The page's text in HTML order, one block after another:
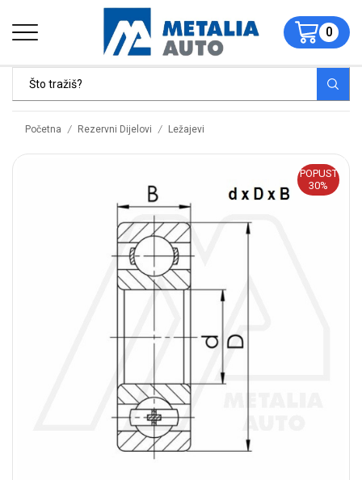
0
Početna / Rezervni Dijelovi / Ležajevi
POPUST
30%